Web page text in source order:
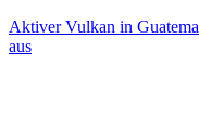
Aktiver Vulkan in
aus